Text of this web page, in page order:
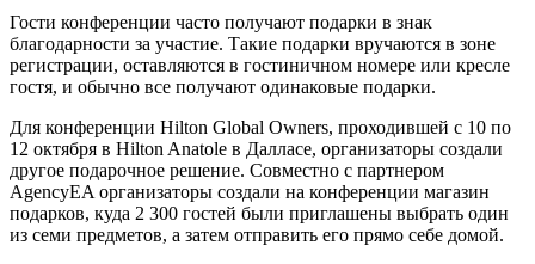
Гости конференции часто получают подарки в знак
благодарности за участие. Такие подарки вручаются в зоне
регистрации, оставляются в гостиничном номере или кресле
гостя, и обычно все получают одинаковые подарки.
Для конференции Hilton Global Owners, проходившей с 10 по
12 октября в Hilton Anatole в Далласе, организаторы создали
другое подарочное решение. Совместно с партнером
AgencyEA организаторы создали на конференции магазин
подарков, куда 2 300 гостей были приглашены выбрать один
из семи предметов, а затем отправить его прямо себе домой.